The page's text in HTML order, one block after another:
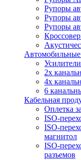
Рупоры
Рупоры
Рупоры
Автомобильные
2х
4х
6
Кабельная
Оплетка
ISO-
ISO-
магнитол
ISO-
разъемов